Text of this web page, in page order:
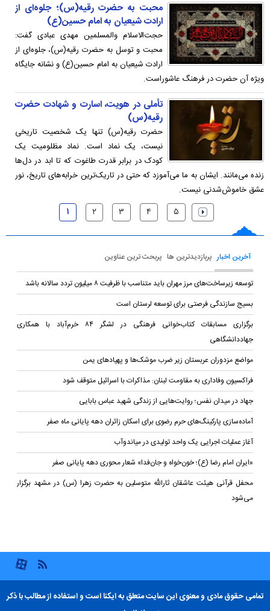
محبت به حضرت رقیه(س)؛ جلوه‌ای از
ارادت شیعیان به امام حسین(ع)
حجت‌الاسلام والمسلمین مهدی عبادی گفت:
محبت و توسل به حضرت رقیه(س)، جلوه‌ای از
ارادت شیعیان به امام حسین(ع) و نشانه جایگاه
ویژه آن حضرت در فرهنگ عاشوراست.
تأملی در هویت، اسارت و شهادت حضرت
رقیه(س)
حضرت رقیه(س) تنها یک شخصیت تاریخی
نیست، یک نماد است. نماد مظلومیت یک
کودک در برابر قدرت طاغوت که تا ابد در دل‌ها
زنده می‌مانند. ایشان به ما می‌آموزد که حتی در تاریک‌ترین خرابه‌های تاریخ، نور
عشق خاموش‌شدنی نیست.
۱ ۲ ۳ ۴ ۵
آخرین اخبار پربازدیدترین ها پربحث ترین عناوین
توسعه زیرساخت‌های مرز مهران باید متناسب با ظرفیت ۸ میلیون تردد سالانه باشد
بسیج سازندگی فرصتی برای توسعه لرستان است
برگزاری مسابقات کتاب‌خوانی فرهنگی در لشگر ۸۴ خرم‌آباد با همکاری
جهاددانشگاهی
مواضع مزدوران عربستان زیر ضرب موشک‌ها و پهپادهای یمن
فراکسیون وفاداری به مقاومت لبنان: مذاکرات با اسرائیل متوقف شود
جهاد در میدان نفس؛ روایت‌هایی از زندگی شهید عباس بابایی
آماده‌سازی پارکینگ‌های حرم رضوی برای اسکان زائران دهه پایانی ماه صفر
آغاز عملیات اجرایی یک واحد تولیدی در میاندوآب
«ایران امام رضا (ع)؛ خون‌خواه و جان‌فدا» شعار محوری دهه پایانی صفر
محفل قرآنی هیئت عاشقان ثارالله متوسلین به حضرت زهرا (س) در مشهد برگزار
می‌شود
تمامی حقوق مادی و معنوی این سایت متعلق به ایکنا است و استفاده از مطالب با ذکر